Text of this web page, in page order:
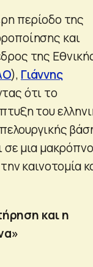
περίοδο της
και
της
), Γιάννης
ότι το
του
σε μια
καινοτομία
και η